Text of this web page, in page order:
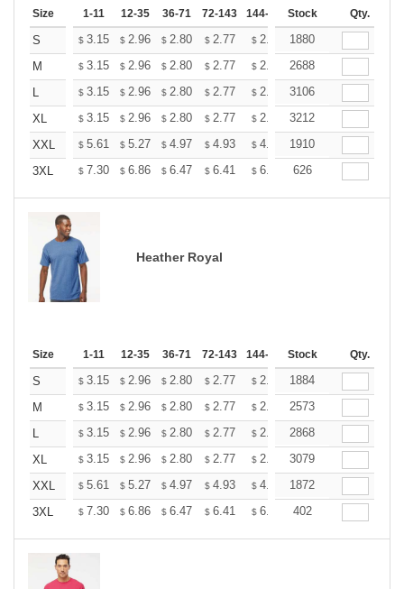
Size 1-11 12-35 36-71 72-143 144-287 288 + More
Stock Qty.
S $ 3.15 $ 2.96 $ 2.80 $ 2.77 $ 2.72 $2.70
1880
M
$ 3.15 $ 2.96 $ 2.80 $ 2.77 $ 2.72 $2.70
2688
L
$ 3.15 $ 2.96 $ 2.80 $ 2.77 $ 2.72 $2.70
3106
XL
$ 3.15 $ 2.96 $ 2.80 $ 2.77 $ 2.72 $2.70
3212
XXL
$ 5.61 $ 5.27 $ 4.97 $ 4.93 $ 4.85 $4.80
1910
3XL
$ 7.30 $ 6.86 $ 6.47 $ 6.41 $ 6.30 $6.25
626
Heather Royal
Size 1-11 12-35 36-71 72-143 144-287 288 + More
Stock Qty.
S $ 3.15 $ 2.96 $ 2.80 $ 2.77 $ 2.72 $2.70
1884
M
$ 3.15 $ 2.96 $ 2.80 $ 2.77 $ 2.72 $2.70
2573
L
$ 3.15 $ 2.96 $ 2.80 $ 2.77 $ 2.72 $2.70
2868
XL
$ 3.15 $ 2.96 $ 2.80 $ 2.77 $ 2.72 $2.70
3079
XXL
$ 5.61 $ 5.27 $ 4.97 $ 4.93 $ 4.85 $4.80
1872
3XL
$ 7.30 $ 6.86 $ 6.47 $ 6.41 $ 6.30 $6.25
402